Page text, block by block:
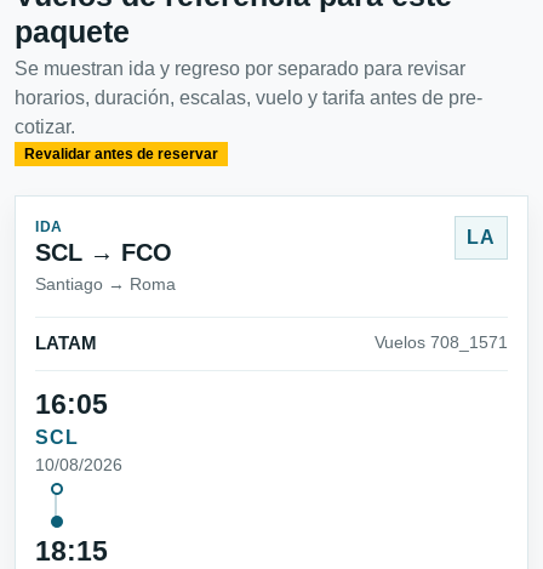
paquete
Se muestran ida y regreso por separado para revisar
horarios, duración, escalas, vuelo y tarifa antes de pre-
cotizar.
Revalidar antes de reservar
IDA
SCL → FCO
Santiago → Roma
LA
LATAM Vuelos 708_1571
16:05
SCL
10/08/2026
18:15